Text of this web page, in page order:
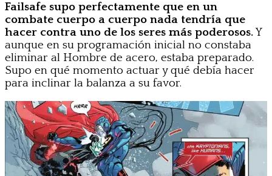
Failsafe supo perfectamente que en un
combate cuerpo a cuerpo nada tendría que
hacer contra uno de los seres más poderosos.Y
aunque en su programación inicial no constaba
eliminar al Hombre de acero, estaba preparado.
Supo en qué momento actuar y qué debía hacer
para inclinar la balanza a su favor.